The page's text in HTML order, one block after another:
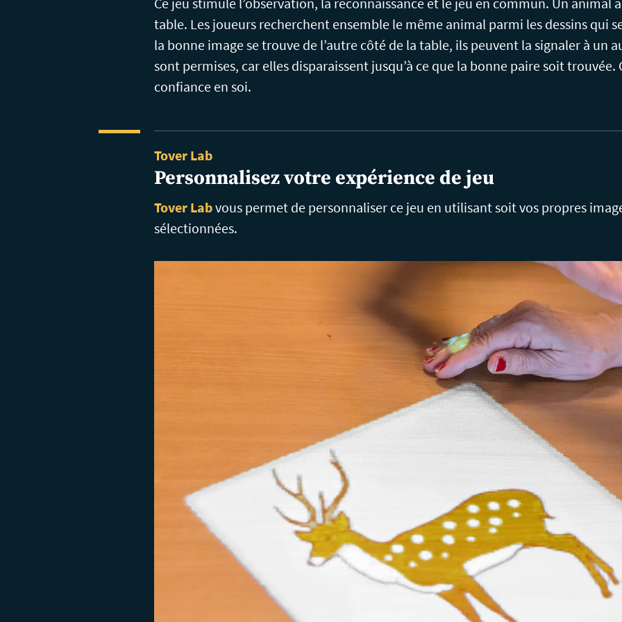
table. Les joueurs recherchent ensemble le même animal parmi les dessins qui
la bonne image se trouve de l’autre côté de la table, ils peuvent la signaler à un
sont permises, car elles disparaissent jusqu’à ce que la bonne paire soit trouvée.
confiance en soi.
Tover Lab
Personnalisez votre expérience de jeu
Tover Labvous permet de personnaliser ce jeu en utilisant soit vos propres
sélectionnées.